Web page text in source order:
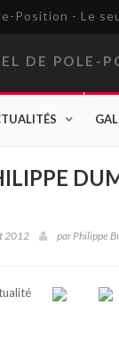
Position - Le
2012 parPhilippe